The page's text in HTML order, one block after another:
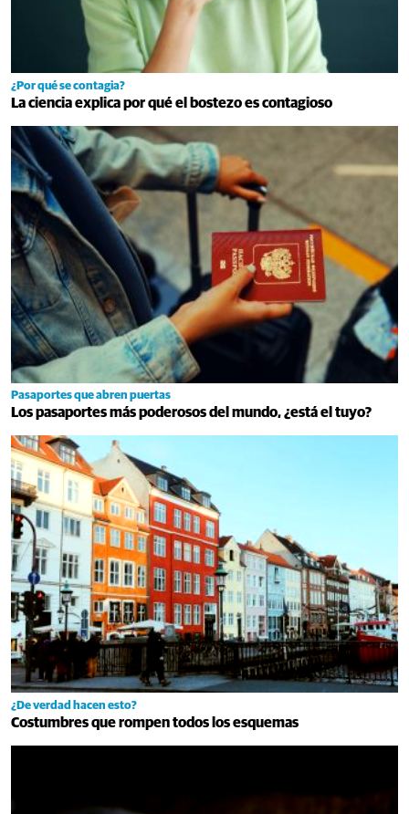
¿Por qué se contagia?
La ciencia explica por qué el bostezo es contagioso
Pasaportes que abren puertas
Los pasaportes más poderosos del mundo, ¿está el tuyo?
¿De verdad hacen esto?
Costumbres que rompen todos los esquemas